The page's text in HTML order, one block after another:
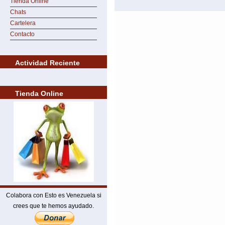
Chats
Cartelera
Contacto
Actividad Reciente
Tienda Online
Colabora con Esto es Venezuela si
crees que te hemos ayudado.